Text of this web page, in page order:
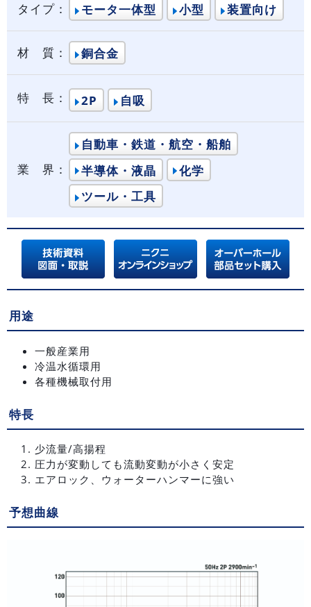
タイプ： モータ一体型 小型 装置向け
材 質： 銅合金
特 長： 2P 自吸
業 界：
自動車・鉄道・航空・船舶
半導体・液晶
化学
ツール・工具
用途
一般産業用
冷温水循環用
各種機械取付用
特長
少流量/高揚程
圧力が変動しても流動変動が小さく安定
エアロック、ウォーターハンマーに強い
予想曲線